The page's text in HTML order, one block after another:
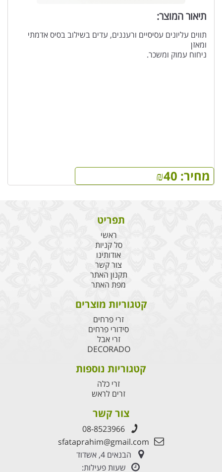
תיאור המוצר:
תווים עליונים עסיסיים ורעננים, עדים בשילוב בסיס אדמתי
ומאזן
ניחוח עמוק ומשכר.
מחיר: ₪40
תפריט
ראשי
סל קניות
אודותינו
צור קשר
תקנון האתר
מפת האתר
קטגוריות מוצרים
זרי פרחים
סידורי פרחים
זרי אבל
DECORADO
קטגוריות נוספות
זרי כלה
זרים לראש
צור קשר
08-8523966
sfataprahim@gmail.com
הבנאים 4, אשדוד
שעות פעילות: